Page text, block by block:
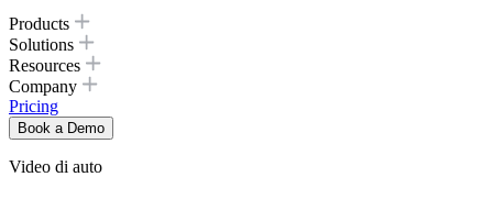
Products
Solutions
Resources
Company
Pricing
Book a Demo
Video di auto